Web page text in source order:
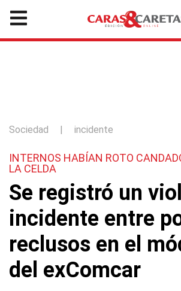
Sociedad | incidente
INTERNOS HABÍAN ROTO
LA CELDA
Se registró un
incidente entre
reclusos en el
del exComcar